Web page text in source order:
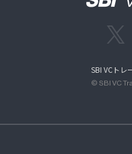
SBI VCトレ
© SBI VC